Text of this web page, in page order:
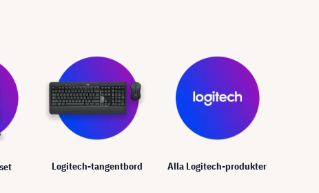
Logitech-tangentbord Alla Logitech-produkter